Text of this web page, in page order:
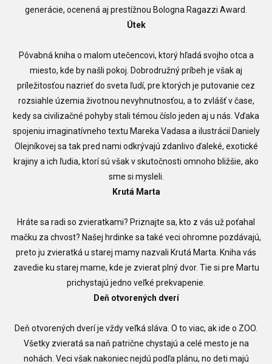
generácie, ocenená aj prestížnou Bologna Ragazzi Award.
Útek
Pôvabná kniha o malom utečencovi, ktorý hľadá svojho otca a
miesto, kde by našli pokoj. Dobrodružný príbeh je však aj
príležitosťou nazrieť do sveta ľudí, pre ktorých je putovanie cez
rozsiahle územia životnou nevyhnutnosťou, a to zvlášť v čase,
kedy sa civilizačné pohyby stali témou číslo jeden aj u nás. Vďaka
spojeniu imaginatívneho textu Mareka Vadasa a ilustrácií Daniely
Olejníkovej sa tak pred nami odkrývajú zdanlivo ďaleké, exotické
krajiny a ich ľudia, ktorí sú však v skutočnosti omnoho bližšie, ako
sme si mysleli.
Krutá Marta
Hráte sa radi so zvieratkami? Priznajte sa, kto z vás už poťahal
mačku za chvost? Našej hrdinke sa také veci ohromne pozdávajú,
preto ju zvieratká u starej mamy nazvali Krutá Marta. Kniha vás
zavedie ku starej mame, kde je zvierat plný dvor. Tie si pre Martu
prichystajú jedno veľké prekvapenie.
Deň otvorených dverí
Deň otvorených dverí je vždy veľká sláva. O to viac, ak ide o ZOO.
Všetky zvieratá sa naň patrične chystajú a celé mesto je na
nohách. Veci však nakoniec nejdú podľa plánu, no deti majú